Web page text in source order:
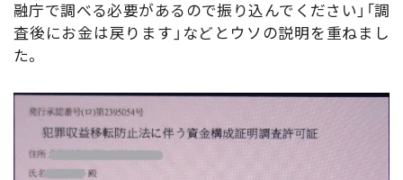
融庁で調べる必要があるので振り込んでください」「調
査後にお金は戻ります」などとウソの説明を重ねまし
た。